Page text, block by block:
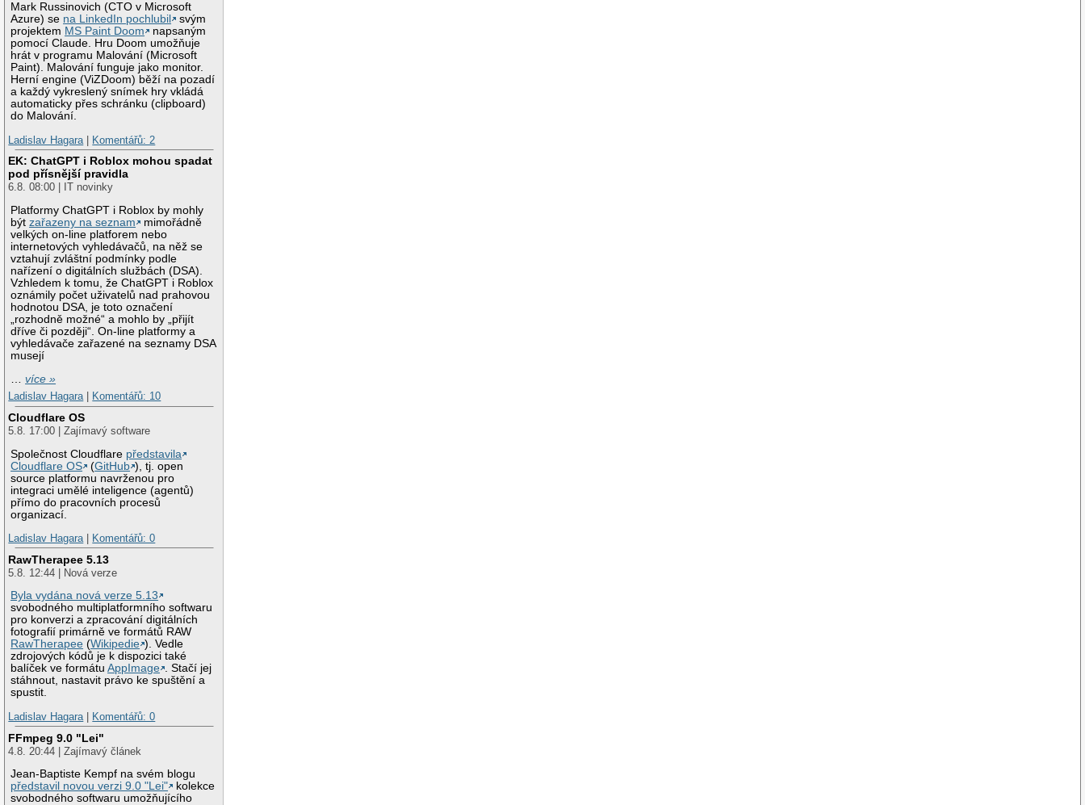
Mark Russinovich (CTO v Microsoft
Azure) se na LinkedIn pochlubil
svým
projektem MS Paint Doom
napsaným
pomocí Claude. Hru Doom umožňuje
hrát v programu Malování (Microsoft
Paint). Malování funguje jako monitor.
Herní engine (ViZDoom) běží na pozadí
a každý vykreslený snímek hry vkládá
automaticky přes schránku (clipboard)
do Malování.
Ladislav Hagara
Komentářů: 2
EK: ChatGPT i Roblox mohou spadat
pod přísnější pravidla
6.8. 08:00 | IT novinky
Platformy ChatGPT i Roblox by mohly
býtzařazeny na seznam
mimořádně
velkých on-line platforem nebo
internetových vyhledávačů, na něž se
vztahují zvláštní podmínky podle
nařízení o digitálních službách (DSA).
Vzhledem k tomu, že ChatGPT i Roblox
oznámily počet uživatelů nad prahovou
hodnotou DSA, je toto označení
„rozhodně možné“ a mohlo by „přijít
dříve či později“. On-line platformy a
vyhledávače zařazené na seznamy DSA
musejí
…více »
Ladislav Hagara| Komentářů: 10
Cloudflare OS
5.8. 17:00 | Zajímavý software
Společnost Cloudflare představila
Cloudflare OS
(GitHub ), tj. open
source platformu navrženou pro
integraci umělé inteligence (agentů)
přímo do pracovních procesů
organizací.
Ladislav Hagara| Komentářů: 0
RawTherapee 5.13
5.8. 12:44 | Nová verze
Byla vydána nová verze 5.13
svobodného multiplatformního softwaru
pro konverzi a zpracování digitálních
fotografií primárně ve formátů RAW
RawTherapee (Wikipedie ). Vedle
zdrojových kódů je k dispozici také
balíček ve formátuAppImage . Stačí jej
stáhnout, nastavit právo ke spuštění a
spustit.
Ladislav Hagara| Komentářů: 0
FFmpeg 9.0 "Lei"
4.8. 20:44 | Zajímavý článek
Jean-Baptiste Kempf na svém blogu
představil novou verzi 9.0 "Lei"
kolekce
svobodného softwaru umožňujícího